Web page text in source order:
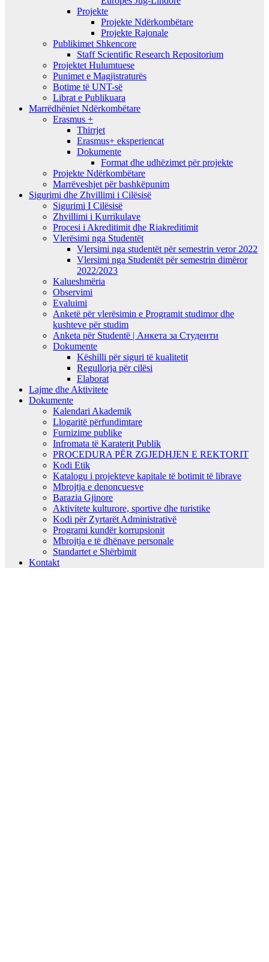
Projekte
Projekte Ndërkombëtare
Projekte Rajonale
Publikimet Shkencore
Staff Scientific Research Repositorium
Projektet Hulumtuese
Punimet e Magjistraturës
Botime të UNT-së
Librat e Publikuara
Marrëdhëniet Ndërkombëtare
Erasmus +
Thirrjet
Erasmus+ eksperiencat
Dokumente
Format dhe udhëzimet për projekte
Projekte Ndërkombëtare
Marrëveshjet për bashkëpunim
Sigurimi dhe Zhvillimi i Cilësisë
Sigurimi I Cilësisë
Zhvillimi i Kurrikulave
Procesi i Akreditimit dhe Riakreditimit
Vlerësimi nga Studentët
Vlersimi nga studentët për semestrin veror 2022
Vlersimi nga Studentët për semestrin dimëror
2022/2023
Kalueshmëria
Observimi
Evaluimi
Anketë për vlerësimin e Programit studimor dhe
kushteve për studim
Anketa për Studentë | Анкета за Студенти
Dokumente
Këshilli për siguri të kualitetit
Regullorja për cilësi
Elaborat
Lajme dhe Aktivitete
Dokumente
Kalendari Akademik
Llogaritë përfundimtare
Furnizime publike
Infromata të Karaterit Publik
PROCEDURA PËR ZGJEDHJEN E REKTORIT
Kodi Etik
Katalogu i projekteve kapitale të botimit të librave
Mbrojtja e denoncuesve
Barazia Gjinore
Aktivitete kulturore, sportive dhe turistike
Kodi për Zyrtarët Administrativë
Programi kundër korrupsionit
Mbrojtja e të dhënave personale
Standartet e Shërbimit
Kontakt